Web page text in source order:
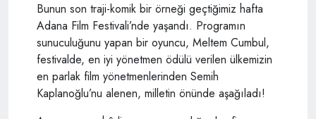
Bunun son traji-komik bir örneği geçtiğimiz hafta
Adana Film Festivali’nde yaşandı. Programın
sunuculuğunu yapan bir oyuncu, Meltem Cumbul,
festivalde, en iyi yönetmen ödülü verilen ülkemizin
en parlak film yönetmenlerinden Semih
Kaplanoğlu’nu alenen, milletin önünde aşağıladı!